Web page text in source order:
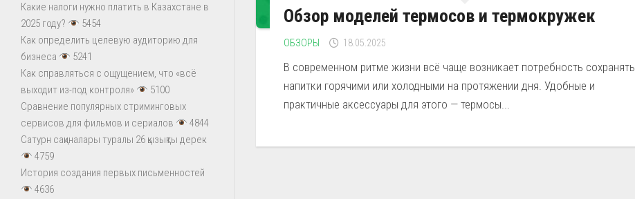
Обзор моделей термосов и термокружек
ОБЗОРЫ 18.05.2025
В современном ритме жизни всё чаще возникает потребность сохранять
напитки горячими или холодными на протяжении дня. Удобные и
практичные аксессуары для этого — термосы...
Какие налоги нужно платить в Казахстане в
2025 году?
5454
Как определить целевую аудиторию для
бизнеса
5241
Как справляться с ощущением, что «всё
выходит из-под контроля»
5100
Сравнение популярных стриминговых
сервисов для фильмов и сериалов
4844
Сатурн сақиналары туралы 26 қызықты дерек
4759
История создания первых письменностей
4636